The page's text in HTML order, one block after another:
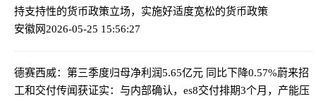
持支持性的货币政策立场，实施好适度宽松的货币政策
安徽网2026-05-25 15:56:27
德赛西威：第三季度归母净利润5.65亿元 同比下降0.57%蔚来招
工和交付传闻获证实：与内部确认，es8交付排期3个月，产能压